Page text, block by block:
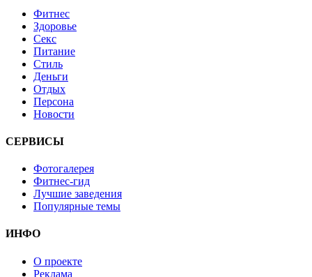
Фитнес
Здоровье
Секс
Питание
Стиль
Деньги
Отдых
Персона
Новости
СЕРВИСЫ
Фотогалерея
Фитнес-гид
Лучшие заведения
Популярные темы
ИНФО
О проекте
Реклама